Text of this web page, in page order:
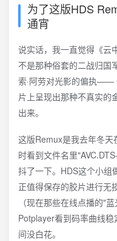
为了这版HDS
通宵
说实话，我一直觉得《云
不是那种俗套的二战归国
索·阿劳对光影的偏执——
片上呈现出那种不真实的
出来。
这版Remux是我去年冬
时看到文件名里
抖了一下。HDS这个小组
正值得保存的胶片进行无
（现在那些在线点播的"
Potplayer看到码率曲线
间没白花。